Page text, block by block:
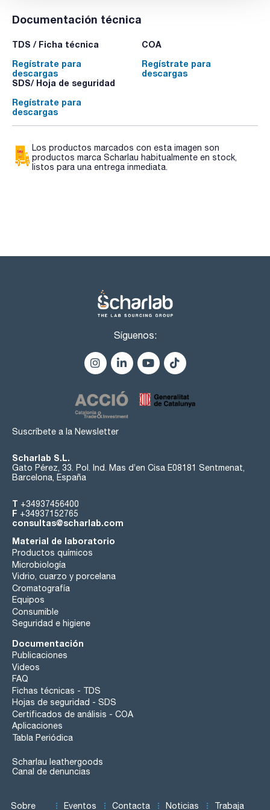
Documentación técnica
TDS / Ficha técnica
Regístrate para
descargas
COA
Regístrate para
descargas
SDS/ Hoja de seguridad
Regístrate para
descargas
Los productos marcados con esta imagen son
productos marca Scharlau habitualmente en stock,
listos para una entrega inmediata.
Síguenos:
Suscríbete a la Newsletter
Scharlab S.L.
Gato Pérez, 33. Pol. Ind. Mas d’en Cisa E08181 Sentmenat,
Barcelona, España
T +34937456400
F +34937152765
consultas@scharlab.com
Material de laboratorio
Productos químicos
Microbiología
Vidrio, cuarzo y porcelana
Cromatografía
Equipos
Consumible
Seguridad e higiene
Documentación
Publicaciones
Videos
FAQ
Fichas técnicas - TDS
Hojas de seguridad - SDS
Certificados de análisis - COA
Aplicaciones
Tabla Periódica
Scharlau leathergoods
Canal de denuncias
Sobre Eventos Contacta Noticias Trabaja